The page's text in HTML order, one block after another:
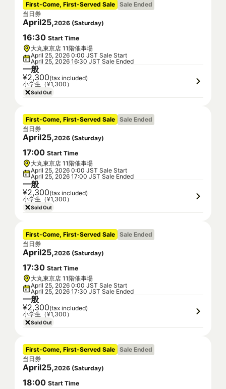
First-Come, First-Served Sale Sale Ended
当日券
April25,2026 (Saturday)
16:30 Start Time
大丸東京店 11階催事場
April 25, 2026 0:00 JST Sale Start
April 25, 2026 16:30 JST Sale Ended
一般
¥2,300(tax included)
小学生（¥1,300）
Sold Out
First-Come, First-Served Sale Sale Ended
当日券
April25,2026 (Saturday)
17:00 Start Time
大丸東京店 11階催事場
April 25, 2026 0:00 JST Sale Start
April 25, 2026 17:00 JST Sale Ended
一般
¥2,300(tax included)
小学生（¥1,300）
Sold Out
First-Come, First-Served Sale Sale Ended
当日券
April25,2026 (Saturday)
17:30 Start Time
大丸東京店 11階催事場
April 25, 2026 0:00 JST Sale Start
April 25, 2026 17:30 JST Sale Ended
一般
¥2,300(tax included)
小学生（¥1,300）
Sold Out
First-Come, First-Served Sale Sale Ended
当日券
April25,2026 (Saturday)
18:00 Start Time